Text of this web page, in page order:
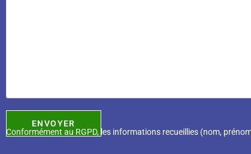
Conformément au RGPD, l es informations recueillies (nom,